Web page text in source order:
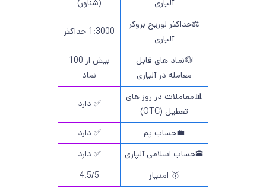
آلپاری
(شناور)
⚖️حداکثر لوریج بروکر
آلپاری
1:3000 حداکثر
💱نماد های قابل
معامله در آلپاری
بیش از 100
نماد
📊معاملات در روز های
تعطیل (OTC)
✅ دارد
💼حساب پم
✅ دارد
🕋حساب اسلامی آلپاری
✅ دارد
🥇 امتیاز
4.5/5